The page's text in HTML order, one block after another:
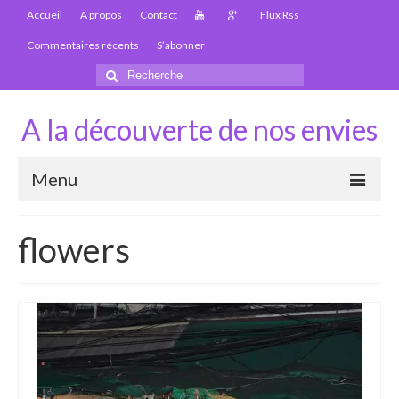
Accueil A propos Contact Flux Rss
Commentaires récents S’abonner
Rechercher
:
A la découverte de nos envies
Menu
Carte Thaïlande
Thaïlande – Infos
Paludisme en Thaïlande
Les articles de la Thaïlande
flowers